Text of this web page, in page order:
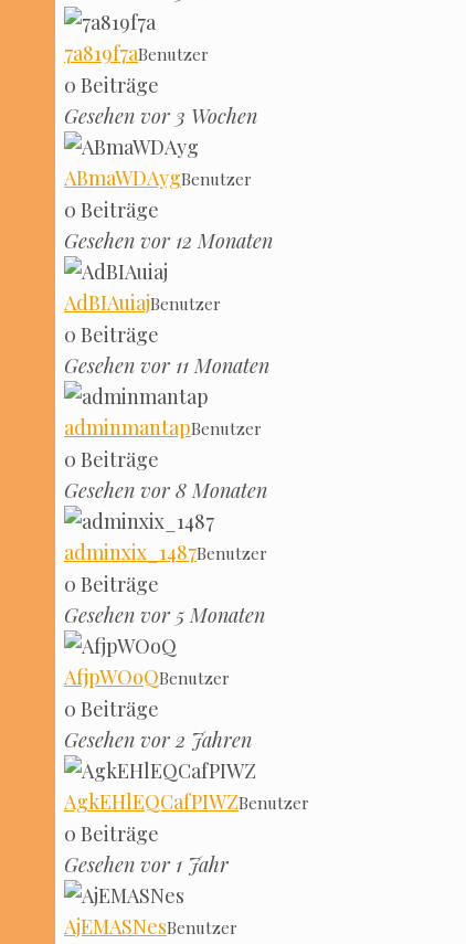
7a819f7aBenut­zer
0 Bei­trä­ge
Gese­hen vor 3 Wochen
ABmaW­DAygBenut­zer
0 Bei­trä­ge
Gese­hen vor 12 Monaten
AdBI­Au­iajBenut­zer
0 Bei­trä­ge
Gese­hen vor 11 Monaten
admin­man­tapBenut­zer
0 Bei­trä­ge
Gese­hen vor 8 Monaten
adminxix_1487Benut­zer
0 Bei­trä­ge
Gese­hen vor 5 Monaten
Afjp­WOoQBenut­zer
0 Bei­trä­ge
Gese­hen vor 2 Jahren
AgkEH­lE­Q­Caf­PIWZBenut­zer
0 Bei­trä­ge
Gese­hen vor 1 Jahr
AjE­MAS­NesBenut­zer